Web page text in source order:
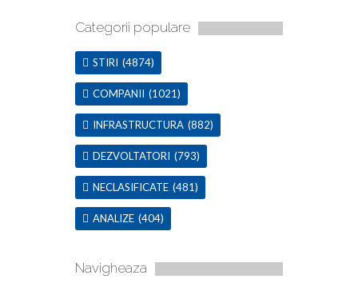
Categorii populare
STIRI (4874)
COMPANII (1021)
INFRASTRUCTURA (882)
DEZVOLTATORI (793)
NECLASIFICATE (481)
ANALIZE (404)
Navigheaza